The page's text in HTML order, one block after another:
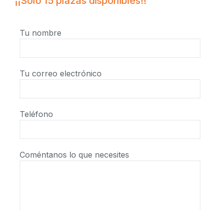
Tu nombre
Tu correo electrónico
Teléfono
Coméntanos lo que necesites